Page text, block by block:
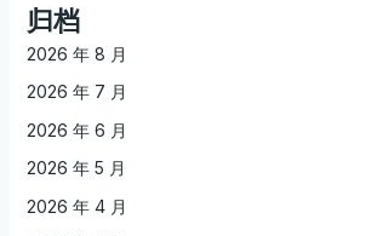
归档
2026 年 8 月
2026 年 7 月
2026 年 6 月
2026 年 5 月
2026 年 4 月